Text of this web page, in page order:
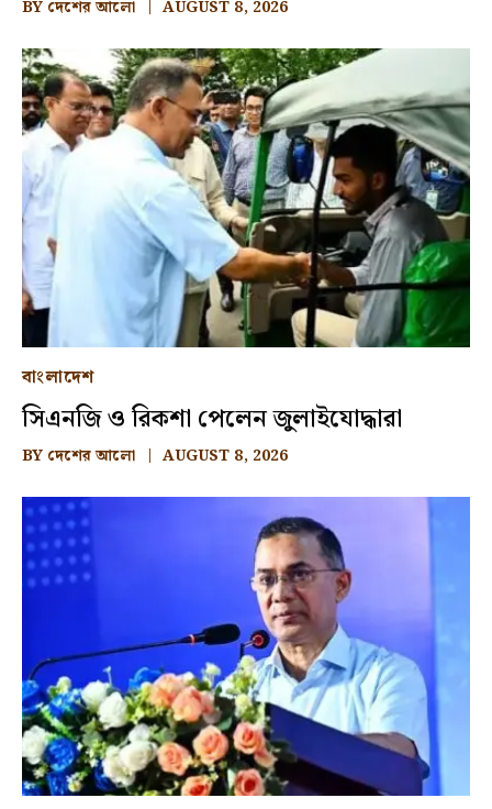
BY দেশের আলো AUGUST 8, 2026
বাংলাদেশ
সিএনজি ও রিকশা পেলেন জুলাইযোদ্ধারা
BY দেশের আলো AUGUST 8, 2026